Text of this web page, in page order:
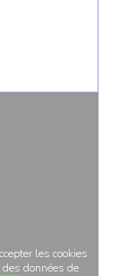
les cookies
données de